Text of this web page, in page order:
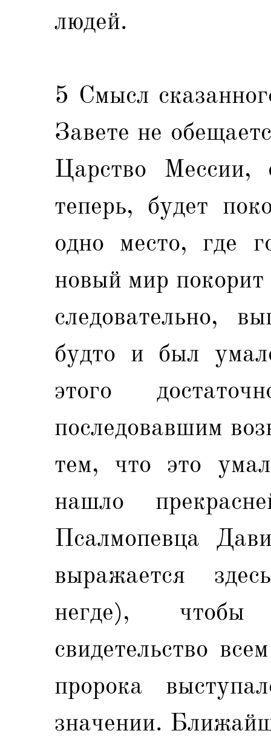
людей.
5 Смысл
Завете не
Царство
теперь, будет
одно место, где
новый мир
следовательно,
будто и был
этого
последовавшим
тем, что это
нашло
Псалмопевца
выражается
негде), чтобы
свидетельство
пророка
значении.